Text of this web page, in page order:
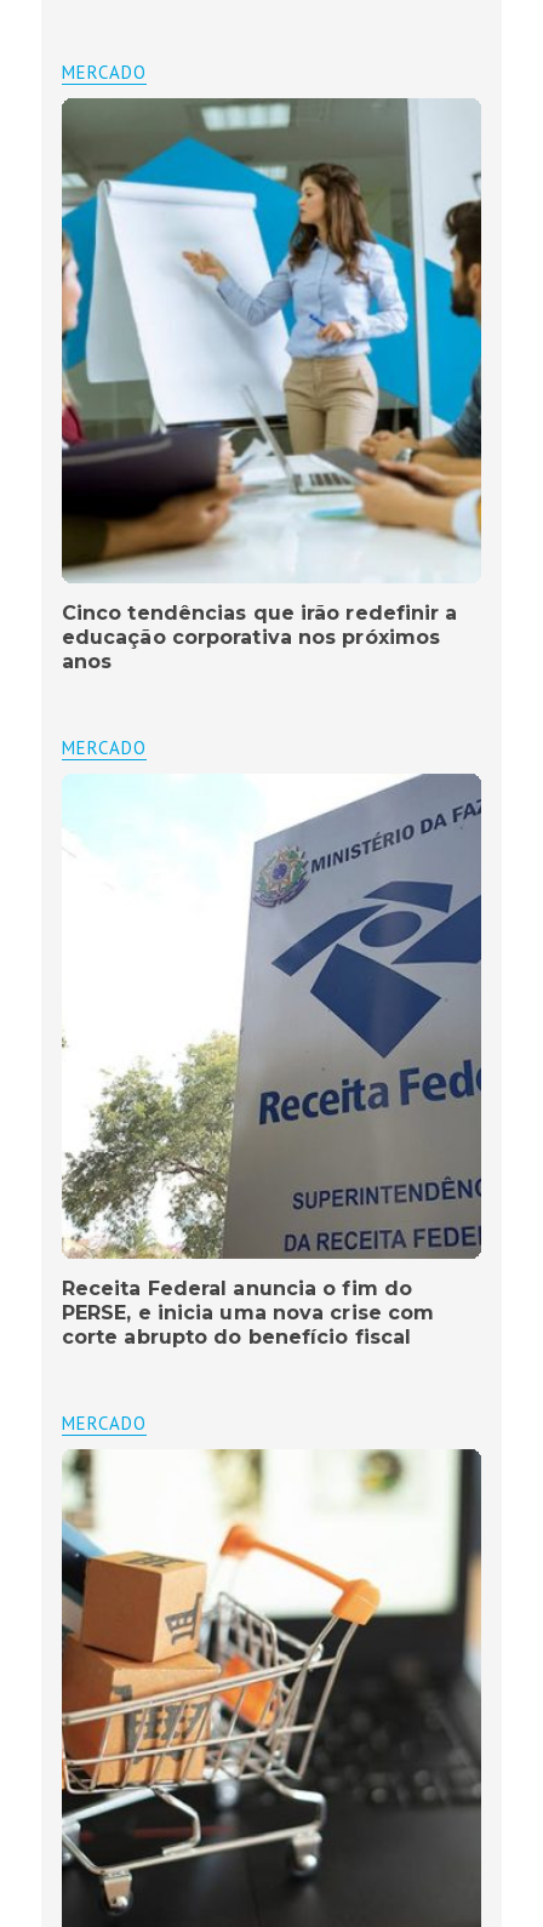
MERCADO
Cinco tendências que irão redefinir a
educação corporativa nos próximos
anos
MERCADO
Receita Federal anuncia o fim do
PERSE, e inicia uma nova crise com
corte abrupto do benefício fiscal
MERCADO